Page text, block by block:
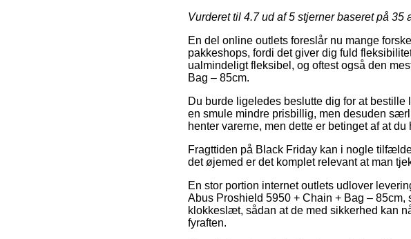
Vurderet til 4.7ud af 5 stjerner baseret på 35
En del online outlets foreslår nu mange
pakkeshops, fordi det giver dig fuld
ualmindeligt fleksibel, og oftest også den
Bag – 85cm.
Du burde ligeledes beslutte dig for at
en smule mindre prisbillig, men desuden
henter varerne, men dette er betinget af at
Fragttiden på Black Friday kan i nogle
det øjemed er det komplet relevant at man
En stor portion internet outlets udlover
Abus Proshield 5950 + Chain + Bag – 85cm,
klokkeslæt, sådan at de med sikkerhed kan
fyraften.